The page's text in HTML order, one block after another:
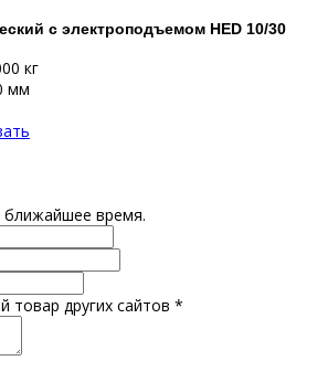
с электроподъемом HED 10/30
кг
мм
время.
товар других сайтов *